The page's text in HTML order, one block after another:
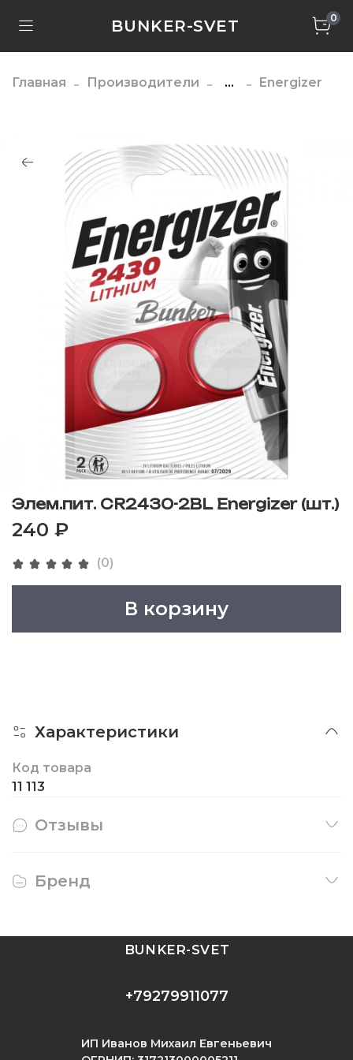
BUNKER-SVET 0
Главная Производители ... Energizer
(0)
Элем.пит. CR2430-2BL Energizer (шт.)
240 ₽
В корзину
Характеристики
Код товара
11 113
Отзывы
Бренд
+79279911077
BUNKER-SVET
ИП Иванов Михаил Евгеньевич